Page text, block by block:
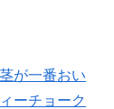
が一番おい
ーチョーク